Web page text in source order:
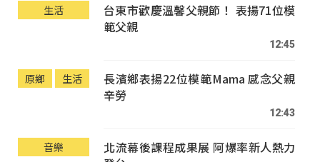
生活
台東市歡慶溫馨父親節！ 表揚71位模
範父親
12:45
原鄉 生活
長濱鄉表揚22位模範Mama 感念父親
辛勞
12:43
音樂
北流幕後課程成果展 阿爆率新人熱力